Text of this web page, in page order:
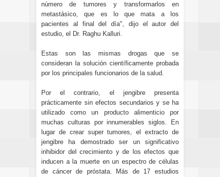
número de tumores y transformarlos en
metastásico, que es lo que mata a los
pacientes al final del día", dijo el autor del
estudio, el Dr. Raghu Kalluri.
Estas son las mismas drogas que se
consideran la solución científicamente probada
por los principales funcionarios de la salud.
Por el contrario, el jengibre presenta
prácticamente sin efectos secundarios y se ha
utilizado como un producto alimenticio por
muchas culturas por innumerables siglos. En
lugar de crear super tumores, el extracto de
jengibre ha demostrado ser un significativo
inhibidor del crecimiento y de los efectos que
inducen a la muerte en un espectro de células
de cáncer de próstata. Más de 17 estudios